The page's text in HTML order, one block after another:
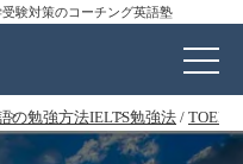
験対策のコーチング英語塾
の勉強方法IELTS勉強法 / TOEFL